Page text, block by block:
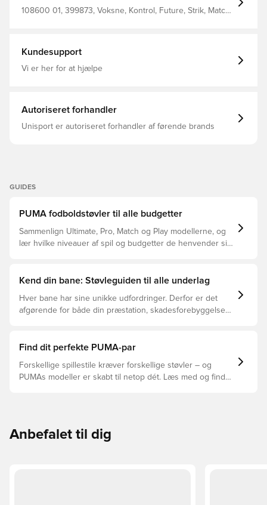
Naturrasenplätze. Lass deine Gegner alt aussehen!
mit dehnbarem Strickkragen und einer niedrigen
Schaftkonstruktion für verbesserte Passform, Komfort
und Support Absatzart: Flach Futter: Textil Support-Tape
108600 01, 399873, Voksne, Kontrol, Future, Strik, Match,
Kundesupport
Vi er her for at hjælpe
Autoriseret forhandler
Unisport er autoriseret forhandler af førende brands
GUIDES
PUMA fodboldstøvler til alle budgetter
Sammenlign Ultimate, Pro, Match og Play modellerne, og
lær hvilke niveauer af spil og budgetter de henvender sig
Kend din bane: Støvleguiden til alle underlag
Hver bane har sine unikke udfordringer. Derfor er det
afgørende for både din præstation, skadesforebyggelse
støvler der er det bedste valg til de forskellige typer
Find dit perfekte PUMA-par
Forskellige spillestile kræver forskellige støvler – og
PUMAs modeller er skabt til netop dét. Læs med og find
Anbefalet til dig